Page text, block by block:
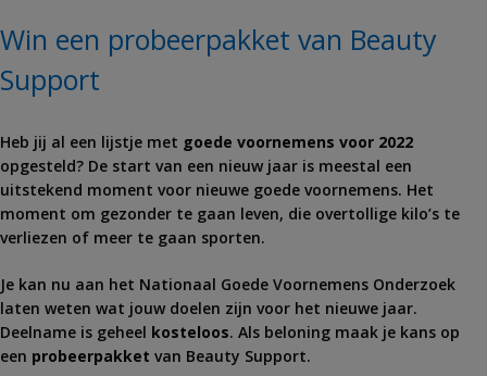
Win een probeerpakket van Beauty
Support
Heb jij al een lijstje met goede voornemens voor 2022
opgesteld? De start van een nieuw jaar is meestal een
uitstekend moment voor nieuwe goede voornemens. Het
moment om gezonder te gaan leven, die overtollige kilo’s te
verliezen of meer te gaan sporten.
Je kan nu aan het Nationaal Goede Voornemens Onderzoek
laten weten wat jouw doelen zijn voor het nieuwe jaar.
Deelname is geheel kosteloos. Als beloning maak je kans op
een probeerpakket van Beauty Support.